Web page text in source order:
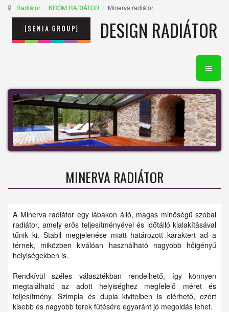
Radiátor KRÓM RADIÁTOR Minerva radiátor
DESIGN RADIÁTOR
MINERVA RADIÁTOR
A Minerva radiátor egy lábakon álló, magas minőségű szobai
radiátor, amely erős teljesítményével és időtálló kialakításával
tűnik ki. Stabil megjelenése miatt határozott karaktert ad a
térnek, miközben kiválóan használható nagyobb hőigényű
helyiségekben is.
Rendkívül széles választékban rendelhető, így könnyen
megtalálható az adott helyiséghez megfelelő méret és
teljesítmény. Szimpla és dupla kivitelben is elérhető, ezért
kisebb és nagyobb terek fűtésére egyaránt jó megoldás lehet.